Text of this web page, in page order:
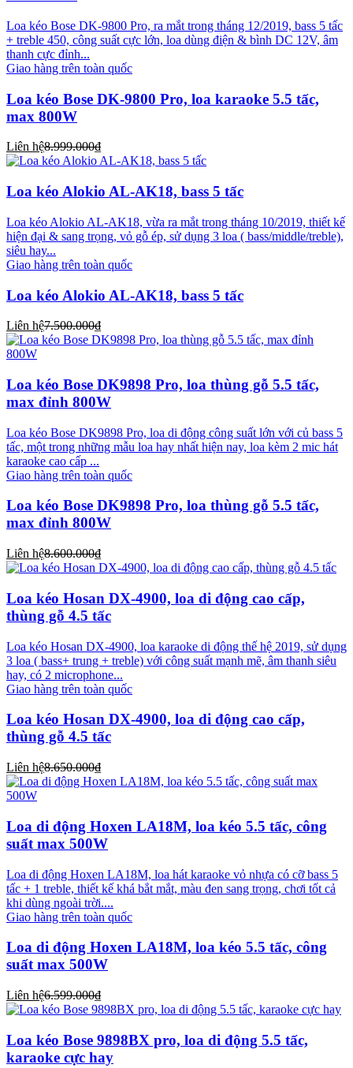
Loa kéo Bose DK-9800 Pro, ra mắt trong tháng 12/2019, bass 5 tấc
+ treble 450, công suất cực lớn, loa dùng điện & bình DC 12V, âm
thanh cực đỉnh...
Giao hàng trên toàn quốc
Loa kéo Bose DK-9800 Pro, loa karaoke 5.5 tấc,
max 800W
Liên hệ8.999.000₫
Loa kéo Alokio AL-AK18, bass 5 tấc
Loa kéo Alokio AL-AK18, vừa ra mắt trong tháng 10/2019, thiết kế
hiện đại & sang trọng, vỏ gỗ ép, sử dụng 3 loa ( bass/middle/treble),
siêu hay...
Giao hàng trên toàn quốc
Loa kéo Alokio AL-AK18, bass 5 tấc
Liên hệ7.500.000₫
Loa kéo Bose DK9898 Pro, loa thùng gỗ 5.5 tấc,
max đỉnh 800W
Loa kéo Bose DK9898 Pro, loa di động công suất lớn với củ bass 5
tấc, một trong những mẫu loa hay nhất hiện nay, loa kèm 2 mic hát
karaoke cao cấp ...
Giao hàng trên toàn quốc
Loa kéo Bose DK9898 Pro, loa thùng gỗ 5.5 tấc,
max đỉnh 800W
Liên hệ8.600.000₫
Loa kéo Hosan DX-4900, loa di động cao cấp,
thùng gỗ 4.5 tấc
Loa kéo Hosan DX-4900, loa karaoke di động thế hệ 2019, sử dụng
3 loa ( bass+ trung + treble) với công suất mạnh mẽ, âm thanh siêu
hay, có 2 microphone...
Giao hàng trên toàn quốc
Loa kéo Hosan DX-4900, loa di động cao cấp,
thùng gỗ 4.5 tấc
Liên hệ8.650.000₫
Loa di động Hoxen LA18M, loa kéo 5.5 tấc, công
suất max 500W
Loa di động Hoxen LA18M, loa hát karaoke vỏ nhựa có cỡ bass 5
tấc + 1 treble, thiết kế khá bắt mắt, màu đen sang trọng, chơi tốt cả
khi dùng ngoài trời....
Giao hàng trên toàn quốc
Loa di động Hoxen LA18M, loa kéo 5.5 tấc, công
suất max 500W
Liên hệ6.599.000₫
Loa kéo Bose 9898BX pro, loa di động 5.5 tấc,
karaoke cực hay